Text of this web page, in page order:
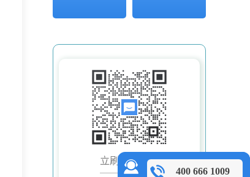
立刷微信客服
400 666 1009